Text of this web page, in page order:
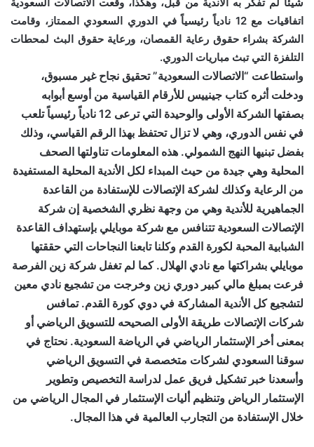
اتفاقيات مع 12 نادياً رئيسياً في الدوري السعودي الممتاز، وقامت
الشركة بشراء حقوق رعاية القمصان، ورعاية حقوق البث لمحطات
التلفزة التي تبث مباريات الدوري.
واستطاعت “الاتصالات السعودية” تحقيق نجاح غير مسبوق،
ودخلت أثره كتاب جينييس للأرقام القياسية من أوسع أبوابه
بصفتها الشركة الأولى والوحيدة التي ترعى 12 نادياً رئيسياً تلعب
في نفس الدوري، وهي لا تزال تحتفظ بهذا الرقم القياسي، وذلك
بفضل تبنيها النهج الشمولي. هذه المعلومات تناولتها الصحف
المحلية وهي جيدة من حيث المبداء لكل الأندية المحلية المستفيدة
من الرعاية وكذلك لشركة الإتصالات للإستفادة من القاعدة
الجماهيرية للأندية وهي من وجهة نظري الشخصية إن شركة
الإتصالات السعودية تتنافس مع شركة موبايلي بإستهداف القاعدة
الشبابية المحبة لكورة القدم وكلنا تابعنا النجاحات التي حققتها
موبايلي بشراكتها مع نادي الهلال. كما لم تغفل شركة زين الفرصة
فرعت بمبلغ مالي كبير دوري زين وخرجت من تشجيع نادي معين
لتشجيع كل الأندية المشاركة في دوي كورة القدم. تمافس
شركات الإتصالات طريقة الأولى الصحيحه للتسويق الرياضي أو
بمعنى أخر الإستثمار الرياضي في الرياضة السعودية. نحتاج في
سوقنا السعودي لشركات متخصصة في التسويق الرياضي
وأسعدنا خبر تشكيل فريق عمل لدراسة التخصيص وتطوير
الإستثمار الرياض وتنظيم أليات الإستثمار في المجال الرياضي من
خلال الإستفادة من التجارب العالمية في هذا المجال.